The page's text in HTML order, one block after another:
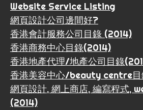
Website Service Listing
網頁設計公司邊間好?
香港會計服務公司目錄 (2014)
香港商務中心目錄(2014)
香港地產代理/地產公司目錄
香港美容中心/beauty centre目
網頁設計, 網上商店, 編寫程式,
(2014)